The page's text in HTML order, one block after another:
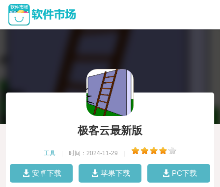
极客云最新版
工具 时间：2024-11-29
安卓下载 苹果下载 PC下载